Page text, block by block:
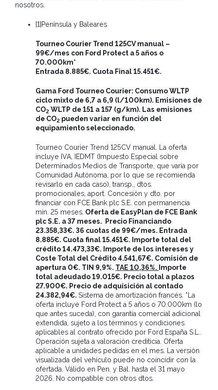
nosotros.
[1]Península y Baleares
Tourneo Courier Trend 125CV manual –
99€/mes con Ford Protect a 5 años o
70.000km*
Entrada 8.885€. Cuota Final 15.451€.
Gama Ford Tourneo Courier: Consumo WLTP
ciclo mixto de 6,7 a 6,9 (l/100km). Emisiones de
CO2 WLTP de 151 a 157 (g/km). Las emisiones
de CO2 pueden variar en función del
equipamiento seleccionado.
Tourneo Courier Trend 125CV manual. La oferta
incluye IVA, IEDMT (Impuesto Especial sobre
Determinados Medios de Transporte, que varía por
Comunidad Autónoma, por lo que se recomienda
revisarlo en cada caso), transp., dtos.
promocionales, aport. Concesión y dto. por
financiar con FCE Bank plc S.E. con permanencia
mín. 25 meses. Oferta de EasyPlan de FCE Bank
plc S.E. a 37 meses. Precio Financiando
23.358,33€. 36 cuotas de 99€/mes. Entrada
8.885€. Cuota final 15.451€. Importe total del
crédito 14.473,33€. Importe de los intereses y
Coste Total del Crédito 4.541,67€. Comisión de
apertura 0€. TIN 9,9%. TAE 10,36%. Importe
total adeudado 19.015€. Precio total a plazos
27.900€. Precio de adquisición al contado
24.382,94€.Sistema de amortización francés. *La
oferta incluye Ford Protect a 5 años o 70.000km (lo
que antes suceda), con garantía comercial adicional
extendida, sujeto a los términos y condiciones
aplicables al contrato ofrecido por Ford España S.L..
Operación sujeta a valoración crediticia. Oferta
aplicable a unidades pedidas en el mes. La versión
visualizada del vehículo puede no coincidir con la
ofertada. Válido en Pen. y Bal. hasta el 31 mayo
2026. No compatible con otros dtos.